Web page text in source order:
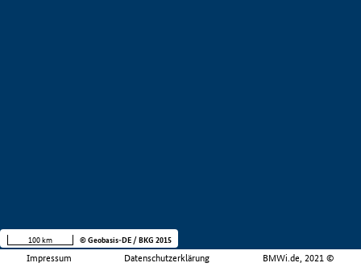
Impressum Datenschutzerklärung BMWi.de, 2021 ©
100 km © Geobasis-DE / BKG 2015